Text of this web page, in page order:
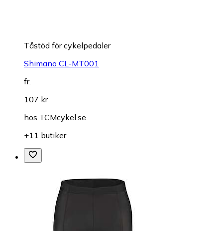
Tåstöd för cykelpedaler
Shimano CL-MT001
fr.
107 kr
hos TCMcykel.se
+11 butiker